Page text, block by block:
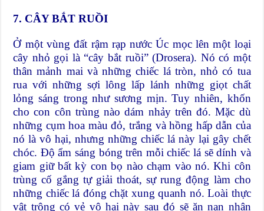
7. CÂY BẮT RUỒI
Ở một vùng đất rậm rạp nước Úc mọc lên một loại
cây nhỏ gọi là “cây bắt ruồi” (Drosera). Nó có một
thân mảnh mai và những chiếc lá tròn, nhỏ có tua
rua với những sợi lông lấp lánh những giọt chất
lỏng sáng trong như sương mịn. Tuy nhiên, khốn
cho con côn trùng nào dám nhảy trên đó. Mặc dù
những cụm hoa màu đỏ, trắng và hồng hấp dẫn của
nó là vô hại, nhưng những chiếc lá này lại gây chết
chóc. Độ ẩm sáng bóng trên mỗi chiếc lá sẽ dính và
giam giữ bất kỳ con bọ nào chạm vào nó. Khi côn
trùng cố gắng tự giải thoát, sự rung động làm cho
những chiếc lá đóng chặt xung quanh nó. Loài thực
vật trông có vẻ vô hại này sau đó sẽ ăn nạn nhân